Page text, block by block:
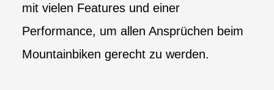
mit vielen Features und einer
Performance, um allen Ansprüchen beim
Mountainbiken gerecht zu werden.